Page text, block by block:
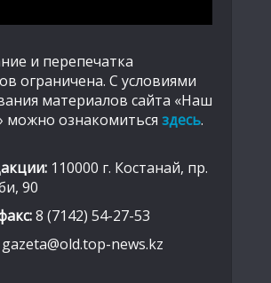
и перепечатка
ограничена. С условиями
материалов сайта «Наш
можно ознакомиться здесь.
110000 г. Костанай, пр.
90
8 (7142) 54-27-53
gazeta@old.top-news.kz